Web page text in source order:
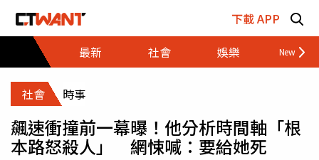
下載 APP
最新
社會 娛樂 財經
社會 時事
飆速衝撞前一幕曝！他分析時間軸「根
本路怒殺人」 網悚喊：要給她死